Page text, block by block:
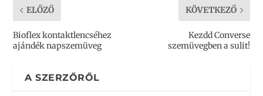
ELŐZŐ
Bioflex kontaktlencséhez
ajándék napszemüveg
KÖVETKEZŐ
Kezdd Converse
szemüvegben a sulit!
A SZERZŐRŐL